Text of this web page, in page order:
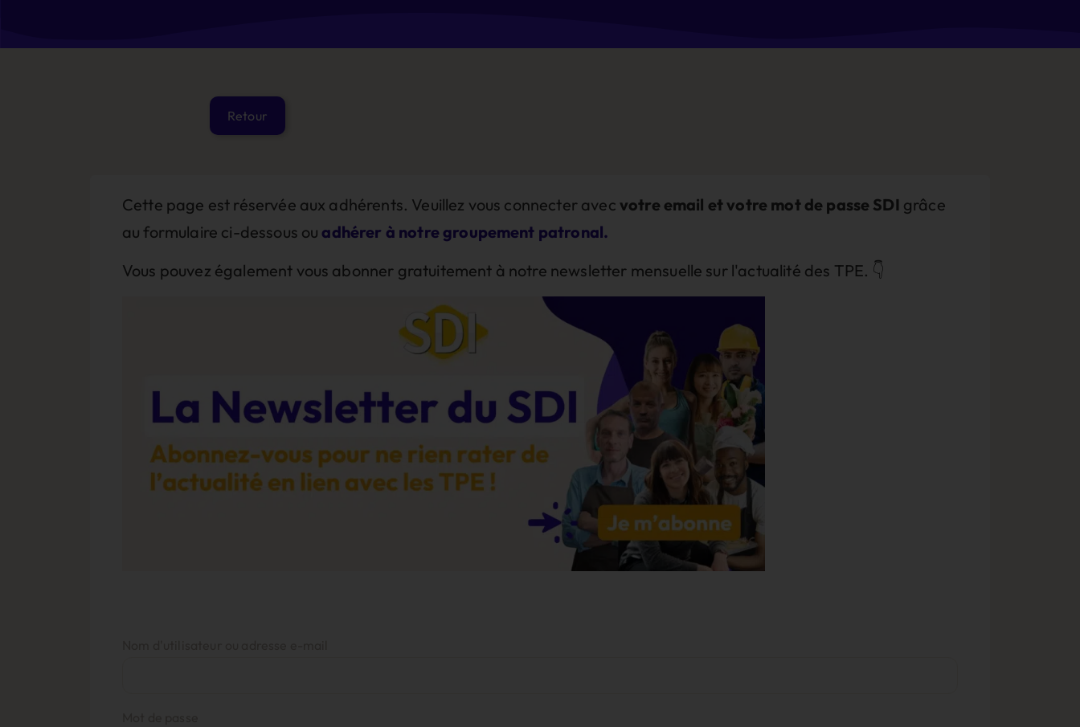
Cette page est réservée aux adhérents. Veuillez vous connecter avec votre email et votre mot de passe SDI grâce
au formulaire ci-dessous ou adhérer à notre groupement patronal.
Vous pouvez également vous abonner gratuitement à notre newsletter mensuelle sur l'actualité des TPE. 👇